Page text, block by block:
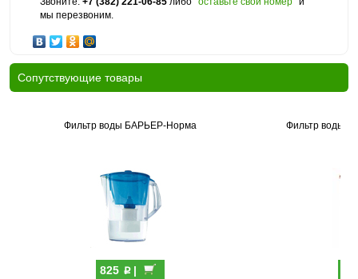
мы перезвоним.
Cопутствующие товары
Фильтр воды БАРЬЕР-Норма
825 p|
Фильтр воды